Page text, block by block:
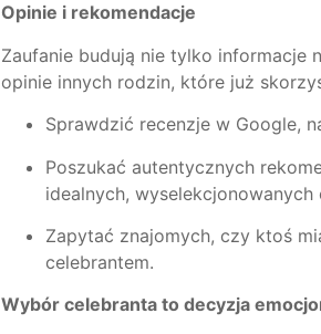
Opinie i rekomendacje
Zaufanie budują nie tylko informacje
opinie innych rodzin, które już
Sprawdzić recenzje w Google,
Poszukać autentycznych
idealnych, wyselekcjonowanych
Zapytać znajomych, czy ktoś
celebrantem.
Wybór celebranta to decyzja